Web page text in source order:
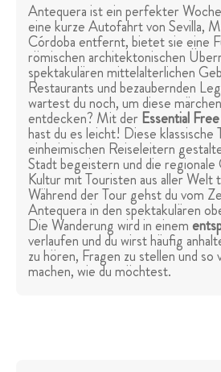
Antequera ist ein perfekter
eine kurze Autofahrt von Sevilla,
Córdoba entfernt, bietet sie eine
römischen architektonischen
spektakulären mittelalterlichen
Restaurants und bezaubernden
wartest du noch, um diese
entdecken? Mit derEssential
hast du es leicht! Diese klassische
einheimischen Reiseleitern
Stadt begeistern und die regionale
Kultur mit Touristen aus aller Welt
Während der Tour gehst du vom
Antequera in den spektakulären
Die Wanderung wird in einem
verlaufen und du wirst häufig
zu hören, Fragen zu stellen und so
machen, wie du möchtest.